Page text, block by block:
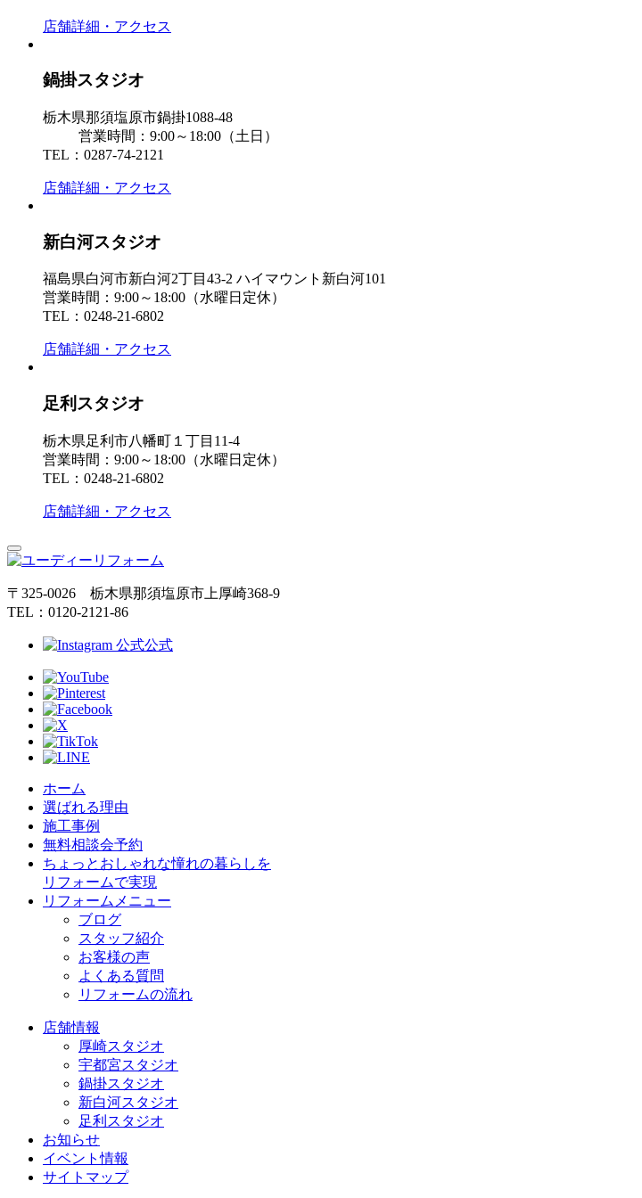
店舗詳細・アクセス
鍋掛スタジオ
栃木県那須塩原市鍋掛1088-48
営業時間：9:00～18:00（土日）
TEL：0287-74-2121
店舗詳細・アクセス
新白河スタジオ
福島県白河市新白河2丁目43-2 ハイマウント新白河101
営業時間：9:00～18:00（水曜日定休）
TEL：0248-21-6802
店舗詳細・アクセス
足利スタジオ
栃木県足利市八幡町１丁目11-4
営業時間：9:00～18:00（水曜日定休）
TEL：0248-21-6802
店舗詳細・アクセス
〒325-0026 栃木県那須塩原市上厚崎368-9
TEL：0120-2121-86
公式
ホーム
選ばれる理由
施工事例
無料相談会予約
ちょっとおしゃれな憧れの暮らしを
リフォームで実現
リフォームメニュー
ブログ
スタッフ紹介
お客様の声
よくある質問
リフォームの流れ
店舗情報
厚崎スタジオ
宇都宮スタジオ
鍋掛スタジオ
新白河スタジオ
足利スタジオ
お知らせ
イベント情報
サイトマップ